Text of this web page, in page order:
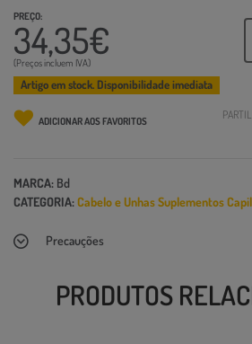
PREÇO:
34,35€
(Preços incluem IVA)
Artigo em stock. Disponibilidade imediata
ADICIONAR AOS FAVORITOS
MARCA: Bd
CATEGORIA:Cabelo e UnhasSuplementos
Precauções
PRODUTOS